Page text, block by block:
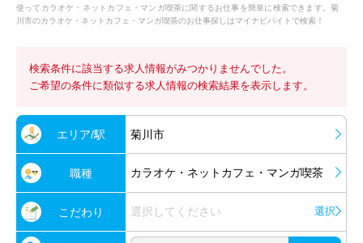
使ってカラオケ・ネットカフェ・マンガ喫茶に関するお仕事を簡単に検索できます。菊
川市のカラオケ・ネットカフェ・マンガ喫茶のお仕事探しはマイナビバイトで検索！
検索条件に該当する求人情報がみつかりませんでした。
ご希望の条件に類似する求人情報の検索結果を表示します。
エリア/駅 菊川市
職種 カラオケ・ネットカフェ・マンガ喫茶
こだわり 選択してください 選択